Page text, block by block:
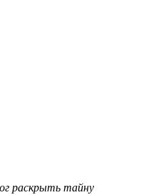
раскрыть тайну